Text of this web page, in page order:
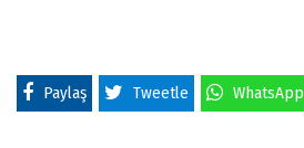
Paylaş Tweetle WhatsApp